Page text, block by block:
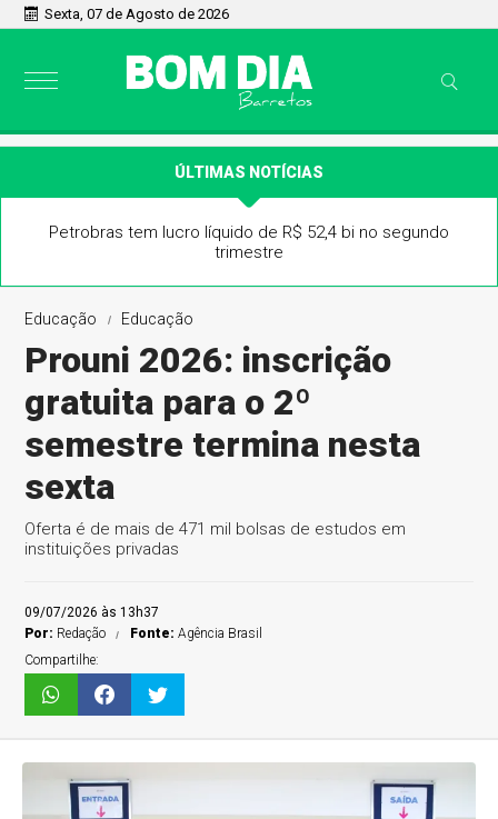
Sexta, 07 de Agosto de 2026
ÚLTIMAS NOTÍCIAS
Petrobras tem lucro líquido de R$ 52,4 bi no segundo
trimestre
Educação Educação
Prouni 2026: inscrição
gratuita para o 2º
semestre termina nesta
sexta
Oferta é de mais de 471 mil bolsas de estudos em
instituições privadas
09/07/2026 às 13h37
Por: Redação Fonte:Agência Brasil
Compartilhe: